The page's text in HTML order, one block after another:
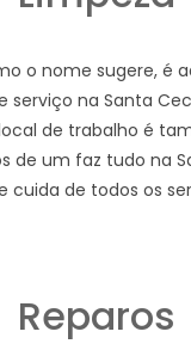
o nome sugere, é
serviço na Santa
de trabalho é
de um faz tudo na
de todos os
Reparos